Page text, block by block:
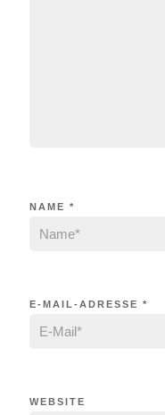
NAME *
E-MAIL-ADRESSE *
WEBSITE